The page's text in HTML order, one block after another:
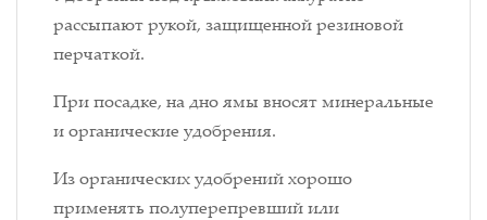
рассыпают рукой, защищенной резиновой
перчаткой.
При посадке, на дно ямы вносят минеральные
и органические удобрения.
Из органических удобрений хорошо
применять полуперепревший или